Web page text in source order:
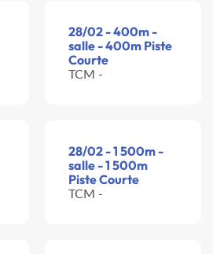
28/02 - 400m -
salle - 400m Piste
Courte
TCM -
28/02 - 1 500m -
salle - 1 500m
Piste Courte
TCM -